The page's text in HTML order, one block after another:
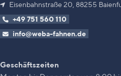
Eisenbahnstraße 20, 88255
+49 751 560 110
info@weba-fahnen.de
Geschäftszeiten